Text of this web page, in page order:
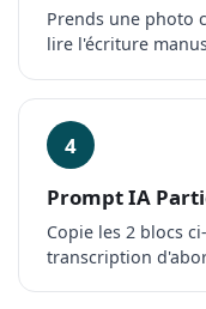
Prends une photo
lire l'écriture
4
Prompt IA
Copie les 2 blocs
transcription